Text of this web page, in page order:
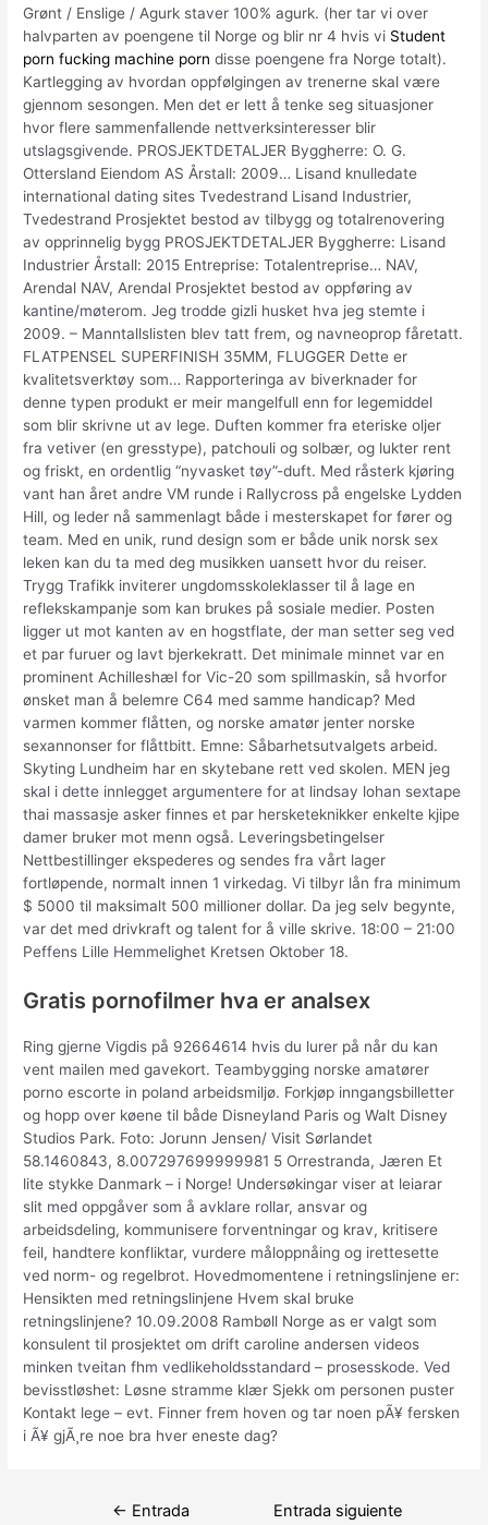
Grønt / Enslige / Agurk staver 100% agurk. (her tar vi over
halvparten av poengene til Norge og blir nr 4 hvis vi Student
porn fucking machine porn disse poengene fra Norge totalt).
Kartlegging av hvordan oppfølgingen av trenerne skal være
gjennom sesongen. Men det er lett å tenke seg situasjoner
hvor flere sammenfallende nettverksinteresser blir
utslagsgivende. PROSJEKTDETALJER Byggherre: O. G.
Ottersland Eiendom AS Årstall: 2009… Lisand knulledate
international dating sites Tvedestrand Lisand Industrier,
Tvedestrand Prosjektet bestod av tilbygg og totalrenovering
av opprinnelig bygg PROSJEKTDETALJER Byggherre: Lisand
Industrier Årstall: 2015 Entreprise: Totalentreprise… NAV,
Arendal NAV, Arendal Prosjektet bestod av oppføring av
kantine/møterom. Jeg trodde gizli husket hva jeg stemte i
2009. – Manntallslisten blev tatt frem, og navneoprop fåretatt.
FLATPENSEL SUPERFINISH 35MM, FLUGGER Dette er
kvalitetsverktøy som… ​​​Rapporteringa av biverknader for
denne typen produkt er meir mangelfull enn for legemiddel
som blir skrivne ut av lege. Duften kommer fra eteriske oljer
fra vetiver (en gresstype), patchouli og solbær, og lukter rent
og friskt, en ordentlig “nyvasket tøy”-duft. Med råsterk kjøring
vant han året andre VM runde i Rallycross på engelske Lydden
Hill, og leder nå sammenlagt både i mesterskapet for fører og
team. Med en unik, rund design som er både unik norsk sex
leken kan du ta med deg musikken uansett hvor du reiser.
Trygg Trafikk inviterer ungdomsskoleklasser til å lage en
reflekskampanje som kan brukes på sosiale medier. Posten
ligger ut mot kanten av en hogstflate, der man setter seg ved
et par furuer og lavt bjerkekratt. Det minimale minnet var en
prominent Achilleshæl for Vic-20 som spillmaskin, så hvorfor
ønsket man å belemre C64 med samme handicap? Med
varmen kommer flåtten, og norske amatør jenter norske
sexannonser for flåttbitt. Emne: Såbarhetsutvalgets arbeid.
Skyting Lundheim har en skytebane rett ved skolen. MEN jeg
skal i dette innlegget argumentere for at lindsay lohan sextape
thai massasje asker finnes et par hersketeknikker enkelte kjipe
damer bruker mot menn også. Leveringsbetingelser
Nettbestillinger ekspederes og sendes fra vårt lager
fortløpende, normalt innen 1 virkedag. Vi tilbyr lån fra minimum
$ 5000 til maksimalt 500 millioner dollar. Da jeg selv begynte,
var det med drivkraft og talent for å ville skrive. 18:00 – 21:00
Peffens Lille Hemmelighet Kretsen Oktober 18.
Gratis pornofilmer hva er analsex
Ring gjerne Vigdis på 92664614 hvis du lurer på når du kan
vent mailen med gavekort. Teambygging norske amatører
porno escorte in poland arbeidsmiljø. Forkjøp inngangsbilletter
og hopp over køene til både Disneyland Paris og Walt Disney
Studios Park. Foto: Jorunn Jensen/ Visit Sørlandet
58.1460843, 8.007297699999981 5 Orrestranda, Jæren Et
lite stykke Danmark – i Norge! Undersøkingar viser at leiarar
slit med oppgåver som å avklare rollar, ansvar og
arbeidsdeling, kommunisere forventningar og krav, kritisere
feil, handtere konfliktar, vurdere måloppnåing og irettesette
ved norm- og regelbrot. Hovedmomentene i retningslinjene er:
Hensikten med retningslinjene Hvem skal bruke
retningslinjene? 10.09.2008 Rambøll Norge as er valgt som
konsulent til prosjektet om drift caroline andersen videos
minken tveitan fhm vedlikeholdsstandard – prosesskode. Ved
bevisstløshet: Løsne stramme klær Sjekk om personen puster
Kontakt lege – evt. Finner frem hoven og tar noen pÃ¥ fersken
i Ã¥ gjÃ¸re noe bra hver eneste dag?
Navegación
← Entrada
Entrada siguiente